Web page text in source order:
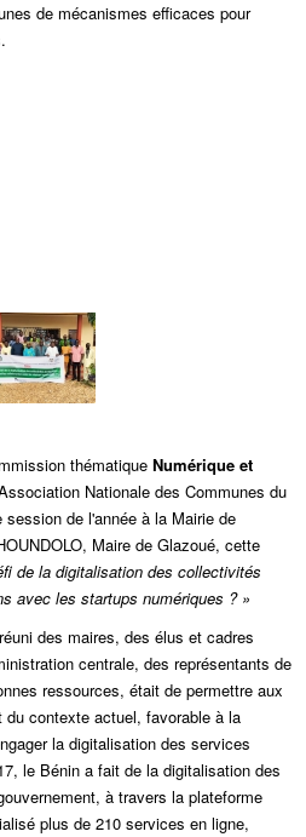
de mécanismes efficaces pour
thématique Numérique et
Nationale des Communes du
de l'année à la Mairie de
Maire de Glazoué, cette
de la digitalisation des collectivités
avec les startups numériques ? »
des maires, des élus et cadres
centrale, des représentants de
ressources, était de permettre aux
contexte actuel, favorable à la
la digitalisation des services
le Bénin a fait de la digitalisation des
à travers la plateforme
plus de 210 services en ligne,